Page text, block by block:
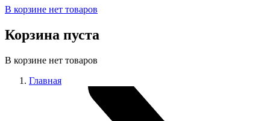
В корзине нет товаров
Корзина пуста
В корзине нет товаров
Главная